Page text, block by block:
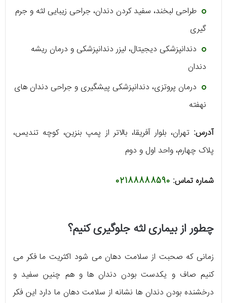
طراحی لبخند، سفید کردن دندان، جراحی زیبایی لثه و جرم‌
گیری
دندانپزشکی دیجیتال، لیزر دندانپزشکی و درمان ریشه
دندان
درمان پروتزی، دندانپزشکی پیشگیری و جراحی دندان‌ های
نهفته
آدرس: تهران، بلوار آفریقا، بالاتر از پمپ بنزین، کوچه تندیس،
پلاک چهارم، واحد اول و دوم
شماره تماس: 02188888590
چطور از بیماری لثه جلوگیری کنیم؟
زمانی که صحبت از سلامت دهان می شود اکثریت ما فکر می
کنیم صاف و یکدست بودن دندان ها و هم چنین سفید و
درخشنده بودن دندان ها نشانه از سلامت دهان ما دارد این فکر